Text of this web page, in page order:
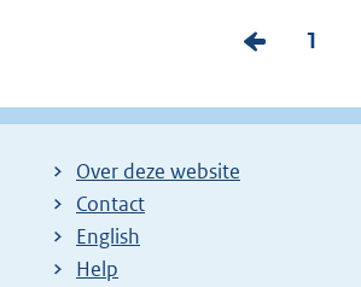
V
r
P
g
1
Over deze website
Contact
English
Help